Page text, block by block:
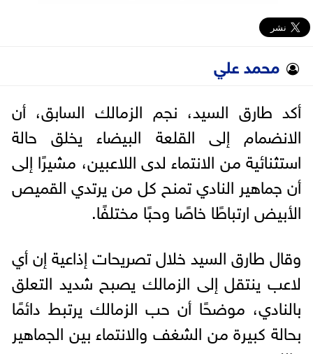
محمد علي
أكد طارق السيد، نجم الزمالك السابق، أن
الانضمام إلى القلعة البيضاء يخلق حالة
استثنائية من الانتماء لدى اللاعبين، مشيرًا إلى
أن جماهير النادي تمنح كل من يرتدي القميص
الأبيض ارتباطًا خاصًا وحبًا مختلفًا.
وقال طارق السيد خلال تصريحات إذاعية إن أي
لاعب ينتقل إلى الزمالك يصبح شديد التعلق
بالنادي، موضحًا أن حب الزمالك يرتبط دائمًا
بحالة كبيرة من الشغف والانتماء بين الجماهير